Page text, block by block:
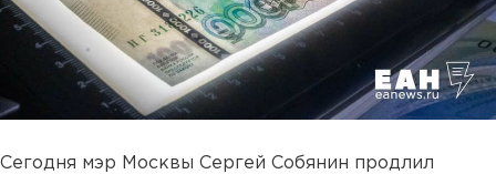
Сегодня мэр Москвы Сергей Собянин продлил